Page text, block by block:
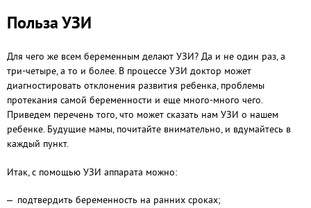
Польза УЗИ
Для чего же всем беременным делают УЗИ? Да и не один раз, а
три-четыре, а то и более. В процессе УЗИ доктор может
диагностировать отклонения развития ребенка, проблемы
протекания самой беременности и еще много-много чего.
Приведем перечень того, что может сказать нам УЗИ о нашем
ребенке. Будущие мамы, почитайте внимательно, и вдумайтесь в
каждый пункт.
Итак, с помощью УЗИ аппарата можно:
подтвердить беременность на ранних сроках;